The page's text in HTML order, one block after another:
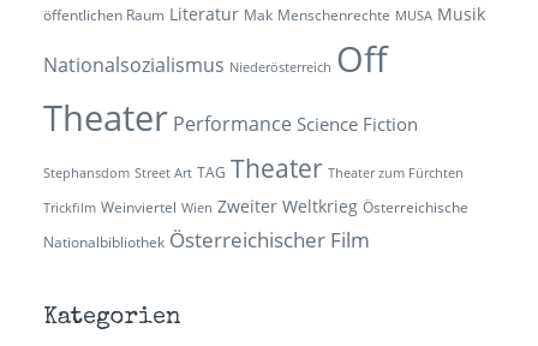
öffentlichen Raum Literatur Mak Menschenrechte MUSA Musik
Nationalsozialismus Niederösterreich Off
Theater Performance Science Fiction
Stephansdom Street Art TAG Theater Theater zum Fürchten
Trickfilm Weinviertel Wien Zweiter Weltkrieg Österreichische
Nationalbibliothek Österreichischer Film
Kategorien